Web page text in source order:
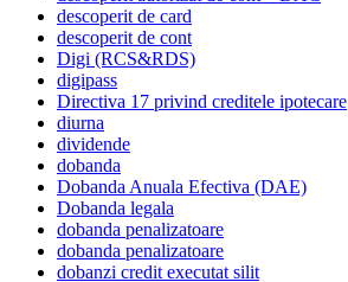
descoperit de card
descoperit de cont
Digi (RCS&RDS)
digipass
Directiva 17 privind creditele ipotecare
diurna
dividende
dobanda
Dobanda Anuala Efectiva (DAE)
Dobanda legala
dobanda penalizatoare
dobanda penalizatoare
dobanzi credit executat silit